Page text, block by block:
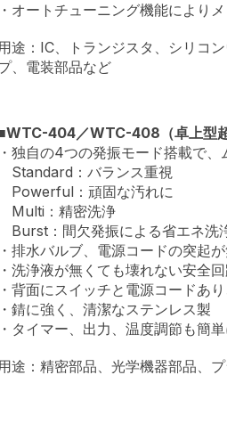
・オートチューニング機能により
途：IC、トランジスタ、シリコ
、電装部品など
404／WTC-408（卓上型超
・独自の4つの発振モード搭載で
Standard：バランス重視
Powerful：頑固な汚れに
Multi：精密洗浄
Burst：間欠発振による省エネ洗
・排水バルブ、電源コードの突起
・洗浄液が無くても壊れない安全
・背面にスイッチと電源コードあ
・錆に強く、清潔なステンレス製
・タイマー、出力、温度調節も簡
途：精密部品、光学機器部品、